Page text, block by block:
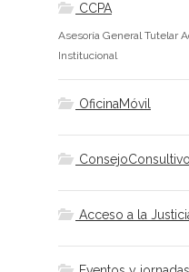
CCPA
Asesoría General Tutelar
Institucional
OficinaMóvil
ConsejoConsultivo
Acceso a la